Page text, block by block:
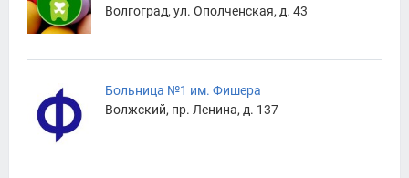
Волгоград, ул. Ополченская, д. 43
Больница №1 им. Фишера
Волжский, пр. Ленина, д. 137